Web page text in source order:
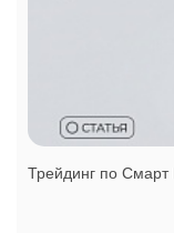
Трейдинг по